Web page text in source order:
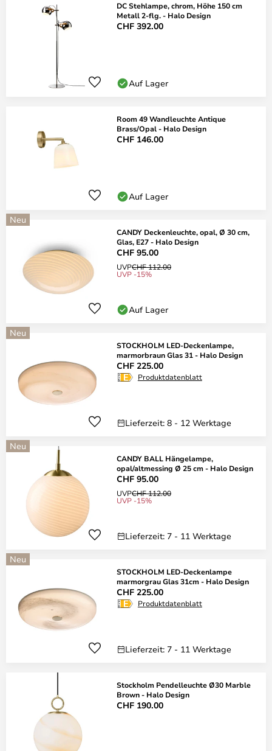
DC Stehlampe, chrom, Höhe 150 cm
Metall 2-flg. - Halo Design
CHF 392.00
Auf Lager
Room 49 Wandleuchte Antique
Brass/Opal - Halo Design
CHF 146.00
Auf Lager
Neu
CANDY Deckenleuchte, opal, Ø 30 cm,
Glas, E27 - Halo Design
CHF 95.00
UVPCHF 112.00
UVP -15%
Auf Lager
Neu
STOCKHOLM LED-Deckenlampe,
marmorbraun Glas 31 - Halo Design
CHF 225.00
Produktdatenblatt
Lieferzeit: 8 - 12 Werktage
Neu
CANDY BALL Hängelampe,
opal/altmessing Ø 25 cm - Halo Design
CHF 95.00
UVPCHF 112.00
UVP -15%
Lieferzeit: 7 - 11 Werktage
Neu
STOCKHOLM LED-Deckenlampe
marmorgrau Glas 31cm - Halo Design
CHF 225.00
Produktdatenblatt
Lieferzeit: 7 - 11 Werktage
Stockholm Pendelleuchte Ø30 Marble
Brown - Halo Design
CHF 190.00